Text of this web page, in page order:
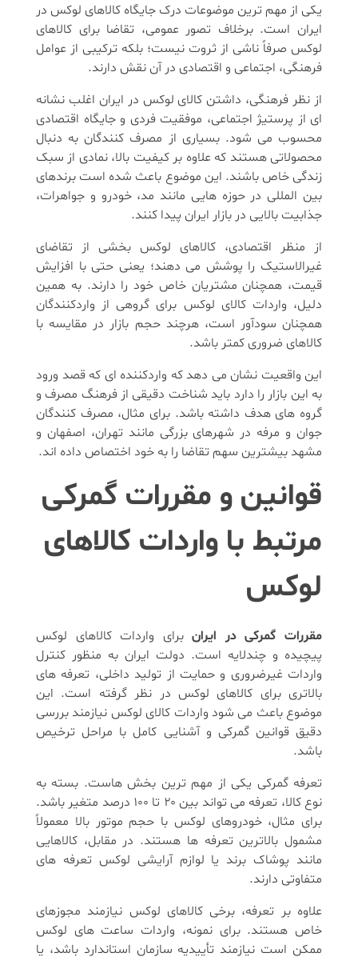
یکی از مهم ترین موضوعات درک جایگاه کالاهای لوکس در
ایران است. برخلاف تصور عمومی، تقاضا برای کالاهای
لوکس صرفاً ناشی از ثروت نیست؛ بلکه ترکیبی از عوامل
فرهنگی، اجتماعی و اقتصادی در آن نقش دارند.
از نظر فرهنگی، داشتن کالای لوکس در ایران اغلب نشانه
ای از پرستیژ اجتماعی، موفقیت فردی و جایگاه اقتصادی
محسوب می شود. بسیاری از مصرف کنندگان به دنبال
محصولاتی هستند که علاوه بر کیفیت بالا، نمادی از سبک
زندگی خاص باشند. این موضوع باعث شده است برندهای
بین المللی در حوزه هایی مانند مد، خودرو و جواهرات،
جذابیت بالایی در بازار ایران پیدا کنند.
از منظر اقتصادی، کالاهای لوکس بخشی از تقاضای
غیرالاستیک را پوشش می دهند؛ یعنی حتی با افزایش
قیمت، همچنان مشتریان خاص خود را دارند. به همین
دلیل، واردات کالای لوکس برای گروهی از واردکنندگان
همچنان سودآور است، هرچند حجم بازار در مقایسه با
کالاهای ضروری کمتر باشد.
این واقعیت نشان می دهد که واردکننده ای که قصد ورود
به این بازار را دارد باید شناخت دقیقی از فرهنگ مصرف و
گروه های هدف داشته باشد. برای مثال، مصرف کنندگان
جوان و مرفه در شهرهای بزرگی مانند تهران، اصفهان و
مشهد بیشترین سهم تقاضا را به خود اختصاص داده اند.
قوانین و مقررات گمرکی
مرتبط با واردات کالاهای
لوکس
مقررات گمرکی در ایرانبرای واردات کالاهای لوکس
پیچیده و چندلایه است. دولت ایران به منظور کنترل
واردات غیرضروری و حمایت از تولید داخلی، تعرفه های
بالاتری برای کالاهای لوکس در نظر گرفته است. این
موضوع باعث می شود واردات کالای لوکس نیازمند بررسی
دقیق قوانین گمرکی و آشنایی کامل با مراحل ترخیص
باشد.
تعرفه گمرکی یکی از مهم ترین بخش هاست. بسته به
نوع کالا، تعرفه می تواند بین ۲۰ تا ۱۰۰ درصد متغیر باشد.
برای مثال، خودروهای لوکس با حجم موتور بالا معمولاً
مشمول بالاترین تعرفه ها هستند. در مقابل، کالاهایی
مانند پوشاک برند یا لوازم آرایشی لوکس تعرفه های
متفاوتی دارند.
علاوه بر تعرفه، برخی کالاهای لوکس نیازمند مجوزهای
خاص هستند. برای نمونه، واردات ساعت های لوکس
ممکن است نیازمند تأییدیه سازمان استاندارد باشد، یا